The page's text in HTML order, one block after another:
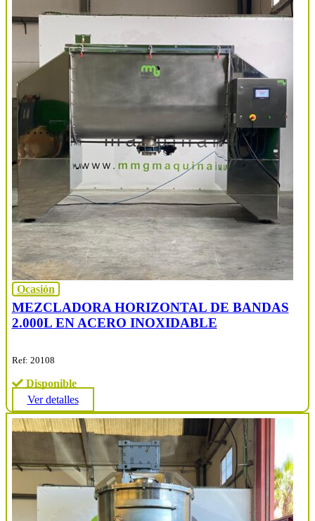
Ocasión
MEZCLADORA HORIZONTAL DE BANDAS
2.000L EN ACERO INOXIDABLE
Ref: 20108
Disponible
Ver detalles